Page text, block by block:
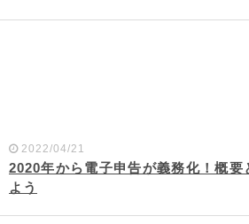
2022/04/21
2020年から電子申告が義務化！概要
よう